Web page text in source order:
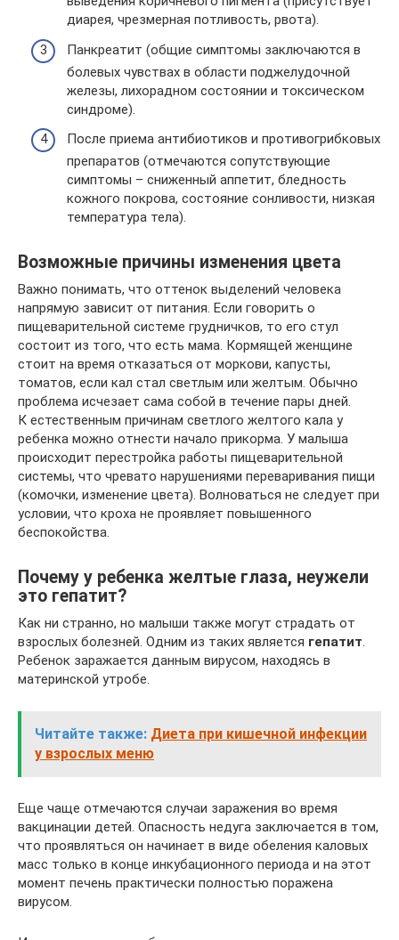
диарея, чрезмерная потливость, рвота).
Панкреатит (общие симптомы заключаются в
болевых чувствах в области поджелудочной
железы, лихорадном состоянии и токсическом
синдроме).
После приема антибиотиков и противогрибковых
препаратов (отмечаются сопутствующие
симптомы – сниженный аппетит, бледность
кожного покрова, состояние сонливости, низкая
температура тела).
Возможные причины изменения цвета
Важно понимать, что оттенок выделений человека
напрямую зависит от питания. Если говорить о
пищеварительной системе грудничков, то его стул
состоит из того, что есть мама. Кормящей женщине
стоит на время отказаться от моркови, капусты,
томатов, если кал стал светлым или желтым. Обычно
проблема исчезает сама собой в течение пары дней.
К естественным причинам светлого желтого кала у
ребенка можно отнести начало прикорма. У малыша
происходит перестройка работы пищеварительной
системы, что чревато нарушениями переваривания пищи
(комочки, изменение цвета). Волноваться не следует при
условии, что кроха не проявляет повышенного
беспокойства.
Почему у ребенка желтые глаза, неужели
это гепатит?
Как ни странно, но малыши также могут страдать от
взрослых болезней. Одним из таких является гепатит.
Ребенок заражается данным вирусом, находясь в
материнской утробе.
Читайте также: Диета при кишечной инфекции
у взрослых меню
Еще чаще отмечаются случаи заражения во время
вакцинации детей. Опасность недуга заключается в том,
что проявляться он начинает в виде обеления каловых
масс только в конце инкубационного периода и на этот
момент печень практически полностью поражена
вирусом.